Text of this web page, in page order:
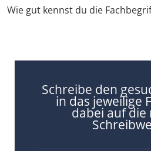
Wie gut kennst du die